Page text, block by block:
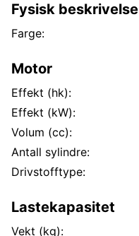
Fysisk beskrivelse
Farge:
Motor
Effekt (hk):
Effekt (kW):
Volum (cc):
Antall sylindre:
Drivstofftype:
Lastekapasitet
Vekt (kg):